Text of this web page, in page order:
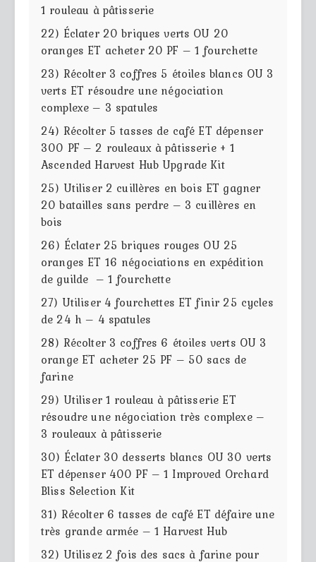
1 rouleau à pâtisserie
22) Éclater 20 briques verts OU 20
oranges ET acheter 20 PF – 1 fourchette
23) Récolter 3 coffres 5 étoiles blancs OU 3
verts ET résoudre une négociation
complexe – 3 spatules
24) Récolter 5 tasses de café ET dépenser
300 PF – 2 rouleaux à pâtisserie + 1
Ascended Harvest Hub Upgrade Kit
25) Utiliser 2 cuillères en bois ET gagner
20 batailles sans perdre – 3 cuillères en
bois
26) Éclater 25 briques rouges OU 25
oranges ET 16 négociations en expédition
de guilde – 1 fourchette
27) Utiliser 4 fourchettes ET finir 25 cycles
de 24 h – 4 spatules
28) Récolter 3 coffres 6 étoiles verts OU 3
orange ET acheter 25 PF – 50 sacs de
farine
29) Utiliser 1 rouleau à pâtisserie ET
résoudre une négociation très complexe –
3 rouleaux à pâtisserie
30) Éclater 30 desserts blancs OU 30 verts
ET dépenser 400 PF – 1 Improved Orchard
Bliss Selection Kit
31) Récolter 6 tasses de café ET défaire une
très grande armée – 1 Harvest Hub
32) Utilisez 2 fois des sacs à farine pour